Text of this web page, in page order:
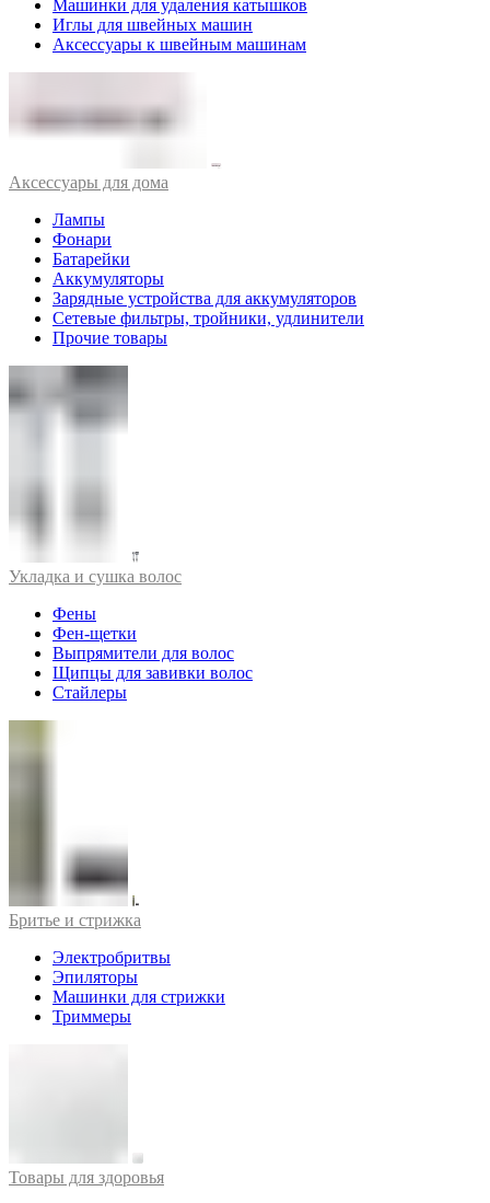
Машинки для удаления катышков
Иглы для швейных машин
Аксессуары к швейным машинам
Аксессуары для дома
Лампы
Фонари
Батарейки
Аккумуляторы
Зарядные устройства для аккумуляторов
Сетевые фильтры, тройники, удлинители
Прочие товары
Укладка и сушка волос
Фены
Фен-щетки
Выпрямители для волос
Щипцы для завивки волос
Стайлеры
Бритье и стрижка
Электробритвы
Эпиляторы
Машинки для стрижки
Триммеры
Товары для здоровья